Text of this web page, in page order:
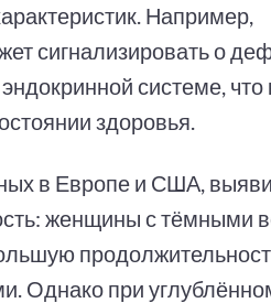
Например,
сигнализировать о
системе, что
здоровья.
в Европе и США,
женщины с тёмными
Однако при